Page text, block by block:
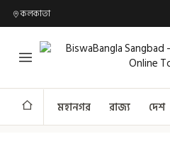
কলকাতা
মহানগর রাজ্য দেশ